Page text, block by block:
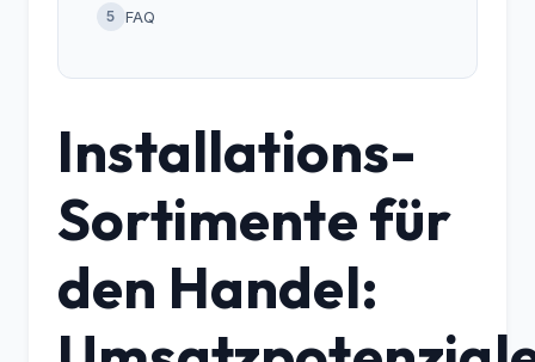
5 FAQ
Installations-
Sortimente für
den Handel: